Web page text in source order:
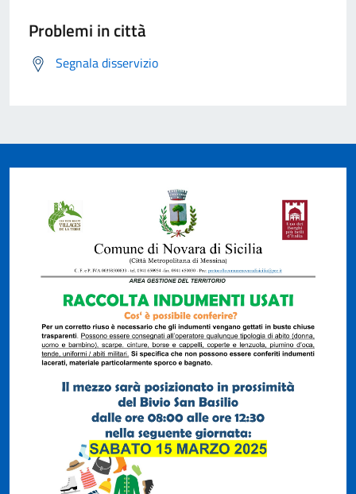
Problemi in città
Segnala disservizio